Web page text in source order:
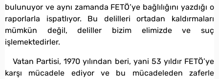
bulunuyor ve aynı zamanda FETÖ’ye bağlılığını yazdığı o
raporlarla ispatlıyor. Bu delilleri ortadan kaldırmaları
mümkün değil, deliller bizim elimizde ve suç
işlemektedirler.
Vatan Partisi, 1970 yılından beri, yani 53 yıldır FETÖ’ye
karşı mücadele ediyor ve bu mücadeleden zaferle